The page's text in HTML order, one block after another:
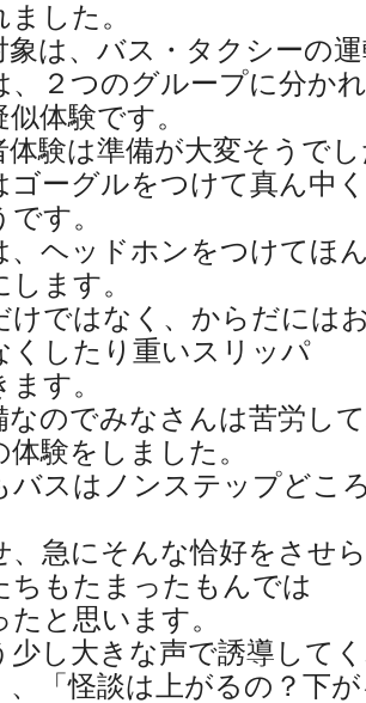
した。
象は、バス・タクシーの
、２つのグループに分か
体験です。
体験は準備が大変そうで
ゴーグルをつけて真ん中
す。
、ヘッドホンをつけてほ
します。
けではなく、からだには
くしたり重いスリッパ
す。
なのでみなさんは苦労し
体験をしました。
バスはノンステップどこ
、急にそんな恰好をさせ
ちもたまったもんでは
たと思います。
少し大きな声で誘導して
、「怪談は上がるの？下